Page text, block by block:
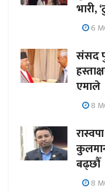
भारी,
6
संसद
एमाले
8
बढ्छौँ
8